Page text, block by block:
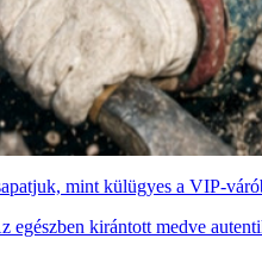
mint külügyes a VIP-
kirántott medve